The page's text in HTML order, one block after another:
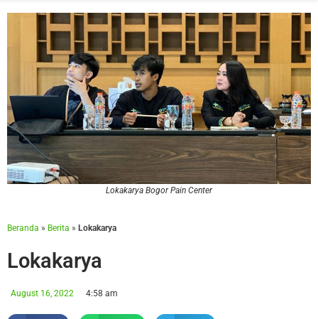
Lokakarya Bogor Pain Center
Beranda » Berita » Lokakarya
Lokakarya
August 16, 2022 4:58 am